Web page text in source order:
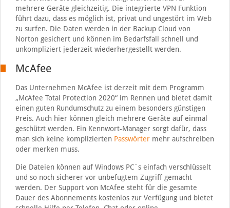
mehrere Geräte gleichzeitig. Die integrierte VPN Funktion
führt dazu, dass es möglich ist, privat und ungestört im Web
zu surfen. Die Daten werden in der Backup Cloud von
Norton gesichert und können im Bedarfsfall schnell und
unkompliziert jederzeit wiederhergestellt werden.
McAfee
Das Unternehmen McAfee ist derzeit mit dem Programm
„McAfee Total Protection 2020“ im Rennen und bietet damit
einen guten Rundumschutz zu einem besonders günstigen
Preis. Auch hier können gleich mehrere Geräte auf einmal
geschützt werden. Ein Kennwort-Manager sorgt dafür, dass
man sich keine komplizierten Passwörtermehr aufschreiben
oder merken muss.
Die Dateien können auf Windows PC´s einfach verschlüsselt
und so noch sicherer vor unbefugtem Zugriff gemacht
werden. Der Support von McAfee steht für die gesamte
Dauer des Abonnements kostenlos zur Verfügung und bietet